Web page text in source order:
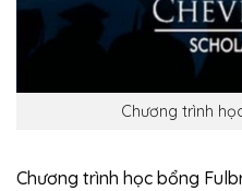
Chương trình
Chương trình học bổng